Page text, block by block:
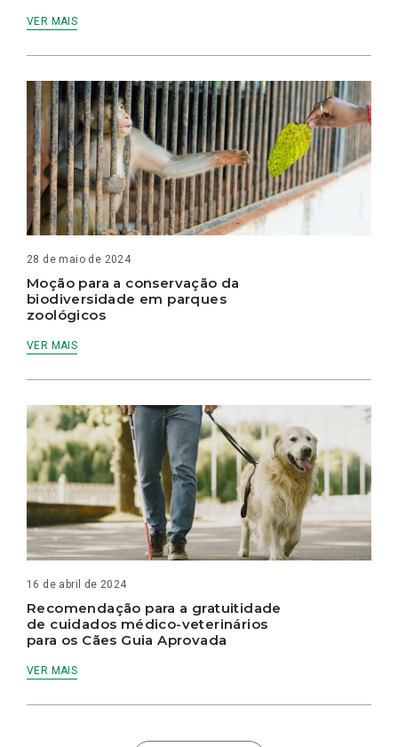
VER MAIS
28 de maio de 2024
Moção para a conservação da
biodiversidade em parques
zoológicos
VER MAIS
16 de abril de 2024
Recomendação para a gratuitidade
de cuidados médico-veterinários
para os Cães Guia Aprovada
VER MAIS